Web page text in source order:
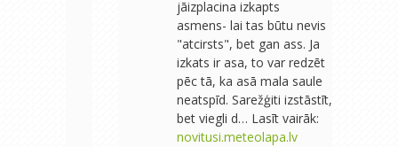
jāizplacina izkapts
asmens- lai tas būtu nevis
"atcirsts", bet gan ass. Ja
izkats ir asa, to var redzēt
pēc tā, ka asā mala saule
neatspīd. Sarežģiti izstāstīt,
bet viegli d… Lasīt vairāk:
novitusi.meteolapa.lv